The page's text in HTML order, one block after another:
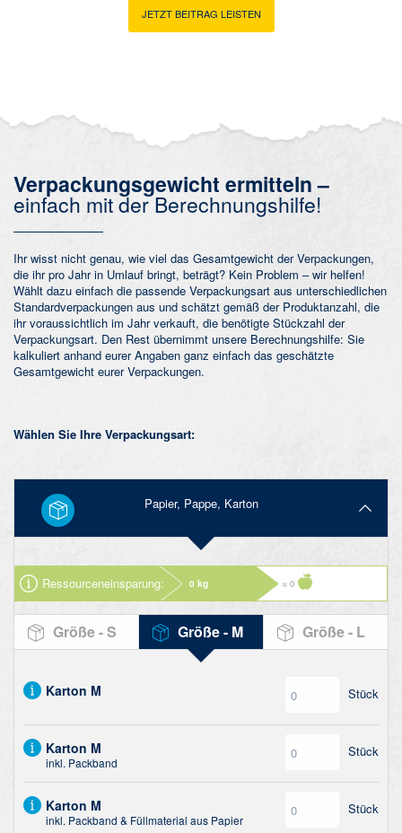
JETZT BEITRAG LEISTEN
Verpackungsgewicht ermitteln –
einfach mit der Berechnungshilfe!
Ihr wisst nicht genau, wie viel das Gesamtgewicht der Verpackungen,
die ihr pro Jahr in Umlauf bringt, beträgt? Kein Problem – wir helfen!
Wählt dazu einfach die passende Verpackungsart aus unterschiedlichen
Standardverpackungen aus und schätzt gemäß der Produktanzahl, die
ihr voraussichtlich im Jahr verkauft, die benötigte Stückzahl der
Verpackungsart. Den Rest übernimmt unsere Berechnungshilfe: Sie
kalkuliert anhand eurer Angaben ganz einfach das geschätzte
Gesamtgewicht eurer Verpackungen.
Wählen Sie Ihre Verpackungsart:
Papier, Pappe, Karton
Ressourcen­einsparung: 0 kg ≈ 0
Größe - S Größe - M Größe - L
Karton M Stück
Karton M
inkl. Packband
Stück
Karton M
inkl. Packband & Füllmaterial aus Papier
Stück